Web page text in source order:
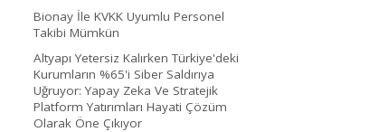
Bionay İle KVKK Uyumlu Personel
Takibi Mümkün
Altyapı Yetersiz Kalırken Türkiye'deki
Kurumların %65'i Siber Saldırıya
Uğruyor: Yapay Zeka Ve Stratejik
Platform Yatırımları Hayati Çözüm
Olarak Öne Çıkıyor